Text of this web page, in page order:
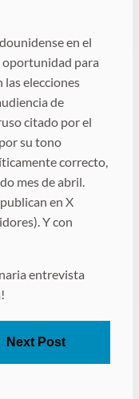
en el
oportunidad para
elecciones
de
citado por el
su tono
correcto,
mes de abril.
en X
Y con
entrevista
Next Post